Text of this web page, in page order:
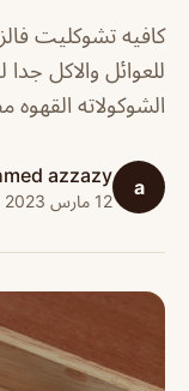
كافيه تشوكليت
للعوائل والاكل
الشوكولاته
a
azzazy
12 مارس 2023 · 1 دقائق قراءة